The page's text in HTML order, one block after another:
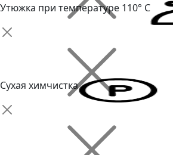
Утюжка при температуре 110° С
Сухая химчистка